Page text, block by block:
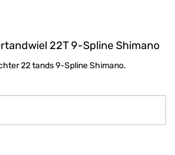
22T 9-Spline Shimano
22 tands 9-Spline Shimano.